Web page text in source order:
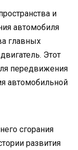
и
автомобиля
главных
Этот
передвижения
автомобильной
сгорания
развития